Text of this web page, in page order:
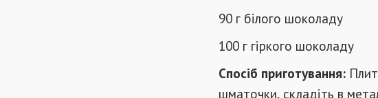
90 г білого шоколаду
100 г гіркого шоколаду
Спосіб приготування:
шматочки, складіть в